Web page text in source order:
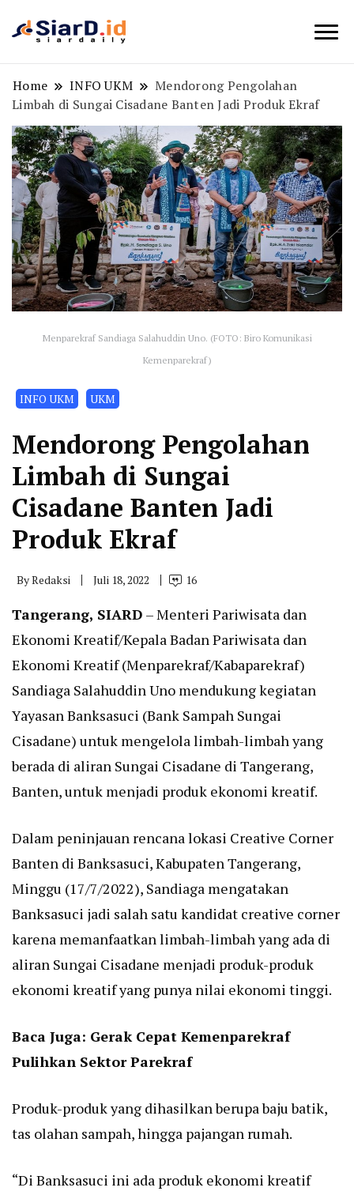
Home INFO UKM
Mendorong Pengolahan
Limbah di Sungai Cisadane Banten Jadi Produk Ekraf
Menparekraf Sandiaga Salahuddin Uno. (FOTO: Biro Komunikasi
Kemenparekraf)
INFO UKM UKM
Mendorong Pengolahan
Limbah di Sungai
Cisadane Banten Jadi
Produk Ekraf
ByRedaksi Juli 18, 2022 16
Tangerang, SIARD – Menteri Pariwisata dan
Ekonomi Kreatif/Kepala Badan Pariwisata dan
Ekonomi Kreatif (Menparekraf/Kabaparekraf)
Sandiaga Salahuddin Uno mendukung kegiatan
Yayasan Banksasuci (Bank Sampah Sungai
Cisadane) untuk mengelola limbah-limbah yang
berada di aliran Sungai Cisadane di Tangerang,
Banten, untuk menjadi produk ekonomi kreatif.
Dalam peninjauan rencana lokasi Creative Corner
Banten di Banksasuci, Kabupaten Tangerang,
Minggu (17/7/2022), Sandiaga mengatakan
Banksasuci jadi salah satu kandidat creative corner
karena memanfaatkan limbah-limbah yang ada di
aliran Sungai Cisadane menjadi produk-produk
ekonomi kreatif yang punya nilai ekonomi tinggi.
Baca Juga: Gerak Cepat Kemenparekraf
Pulihkan Sektor Parekraf
Produk-produk yang dihasilkan berupa baju batik,
tas olahan sampah, hingga pajangan rumah.
“Di Banksasuci ini ada produk ekonomi kreatif